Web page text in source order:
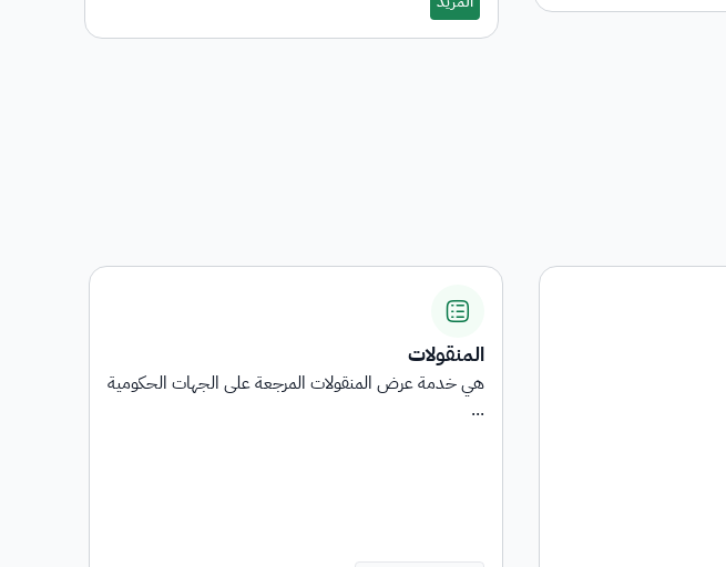
المنقولات
هي خدمة عرض المنقولات المرجعة على الجهات الحكومية
...